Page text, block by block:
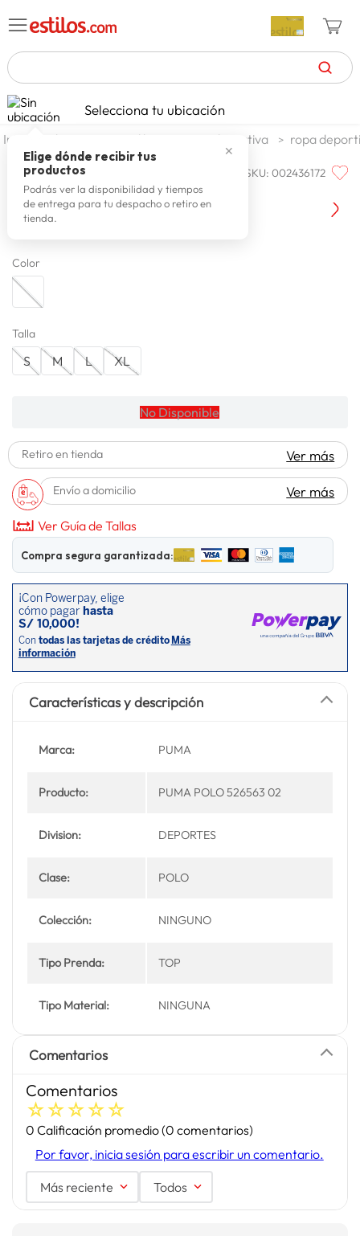
TÉRMINOS MÁS BUSCADOS
1. zapatillas mujer
2. celulares
3. zapatillas hombre
4. moda
6.
7.
9. spiderman
10. lavadora
Selecciona tu ubicación
✕
Elige dónde recibir tus
productos
Podrás ver la disponibilidad y tiempos
de entrega para tu despacho o retiro en
tienda.
deportes y aire libre ropa deportiva ropa
PUMA SKU:002436172
Puma Polo 526563 02
Color
Talla
S M L XL
No Disponible
Retiro en tienda Ver más
Envío a domicilio Ver más
Ver Guía de Tallas
Compra segura garantizada:
Características y descripción
Marca: PUMA
Producto: PUMA POLO 526563 02
Division: DEPORTES
Clase: POLO
Colección: NINGUNO
Tipo Prenda: TOP
Tipo Material: NINGUNA
Comentarios
Comentarios
☆☆☆☆☆
0 Calificación promedio(0 comentarios)
Por favor, inicia sesión para escribir un comentario.
Más reciente Todos